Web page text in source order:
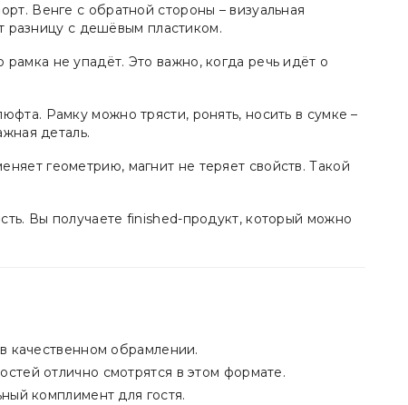
Венге с обратной стороны – визуальная
разницу с дешёвым пластиком.
рамка не упадёт. Это важно, когда речь идёт о
Рамку можно трясти, ронять, носить в сумке –
деталь.
геометрию, магнит не теряет свойств. Такой
Вы получаете finished-продукт, который можно
качественном обрамлении.
отлично смотрятся в этом формате.
комплимент для гостя.